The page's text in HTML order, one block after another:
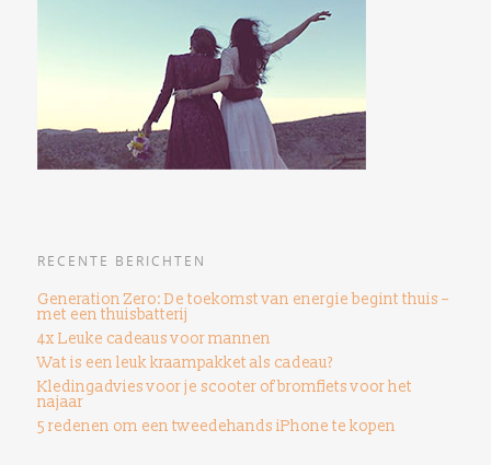
RECENTE BERICHTEN
Generation Zero: De toekomst van energie begint thuis –
met een thuisbatterij
4x Leuke cadeaus voor mannen
Wat is een leuk kraampakket als cadeau?
Kledingadvies voor je scooter of bromfiets voor het
najaar
5 redenen om een ​​tweedehands iPhone te kopen